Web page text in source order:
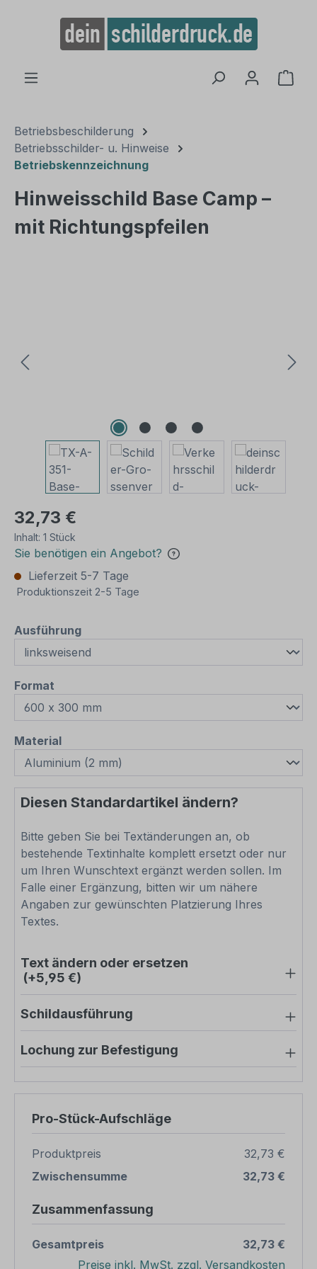
springen
Betriebsbeschilderung
Betriebsschilder- u. Hinweise
Betriebskennzeichnung
Hinweisschild Base Camp –
mit Richtungspfeilen
32,73 €
Inhalt: 1 Stück
Sie benötigen ein Angebot?
Lieferzeit 5-7 Tage
Produktionszeit 2-5 Tage
Ausführungauswählen
Format
Materialauswählen
Diesen Standardartikel ändern?
Bitte geben Sie bei Textänderungen an, ob
bestehende Textinhalte komplett ersetzt oder nur
um Ihren Wunschtext ergänzt werden sollen. Im
Falle einer Ergänzung, bitten wir um nähere
Angaben zur gewünschten Platzierung Ihres
Textes.
Text ändern oder ersetzen
(+5,95 €)
Schildausführung
Lochung zur Befestigung
Pro-Stück-Aufschläge
Produktpreis
32,73 €
Zwischensumme
32,73 €
Zusammenfassung
Gesamtpreis
32,73 €
Preise inkl. MwSt. zzgl. Versandkosten